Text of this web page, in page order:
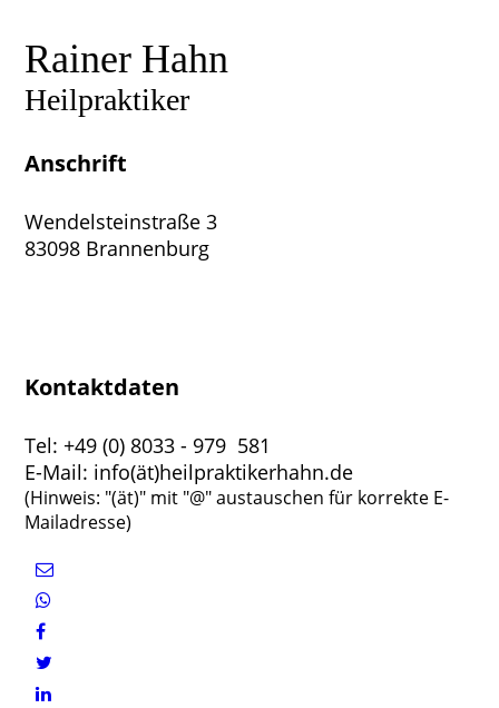
Rainer Hahn
Heilpraktiker
Anschrift
Wendelsteinstraße 3
83098 Brannenburg
Kontaktdaten
Tel: +49 (0) 8033 - 979 581
E-Mail: info(ät)heilpraktikerhahn.de
(Hinweis: "(ät)" mit "@" austauschen für korrekte E-
Mailadresse)